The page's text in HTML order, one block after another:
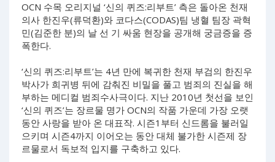
OCN 수목 오리지널 ‘신의 퀴즈:리부트’ 측은 돌아온 천재
의사 한진우(류덕환)와 코다스(CODAS)팀 냉혈 팀장 곽혁
민(김준한 분)의 날 선 기 싸움 현장을 공개해 궁금증을 증
폭한다.
‘신의 퀴즈:리부트’는 4년 만에 복귀한 천재 부검의 한진우
박사가 희귀병 뒤에 감춰진 비밀을 풀고 범죄의 진실을 해
부하는 메디컬 범죄수사극이다. 지난 2010년 첫선을 보인
‘신의 퀴즈’는 장르물 명가 OCN의 작품 가운데 가장 오랫
동안 사랑을 받아 온 대표작. 시즌1부터 신드롬을 불러일
으키며 시즌4까지 이어오는 동안 대체 불가한 시즌제 장
르물로서 독보적 입지를 구축하고 있다.